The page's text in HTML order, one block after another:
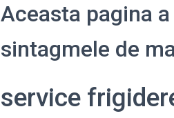
Aceasta pagina
sintagmele de
service